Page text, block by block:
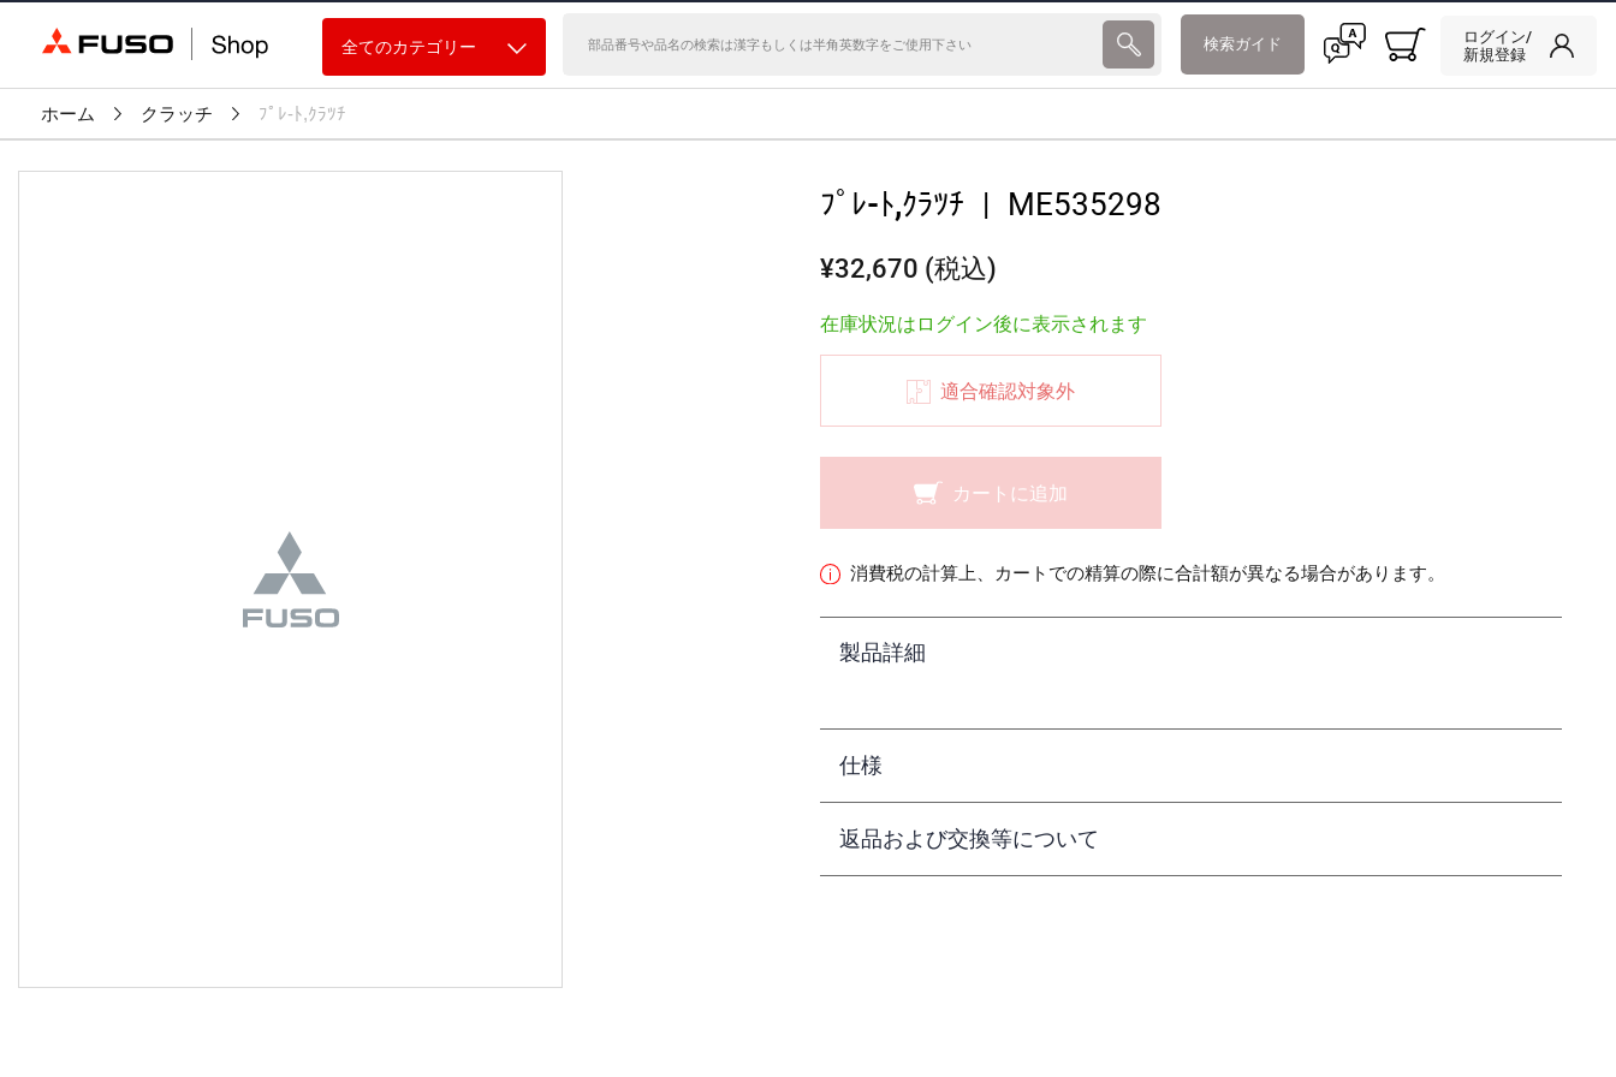
全てのカテゴリー 検索ガイド
ログイン/
新規登録
ホーム クラッチ ﾌﾟﾚ-ﾄ,ｸﾗﾂﾁ
ﾌﾟﾚ-ﾄ,ｸﾗﾂﾁ | ME535298
¥32,670 (税込)
在庫状況はログイン後に表示されます
適合確認対象外
カートに追加
消費税の計算上、カートでの精算の際に合計額が異なる場合があります。
製品詳細
仕様
返品および交換等について